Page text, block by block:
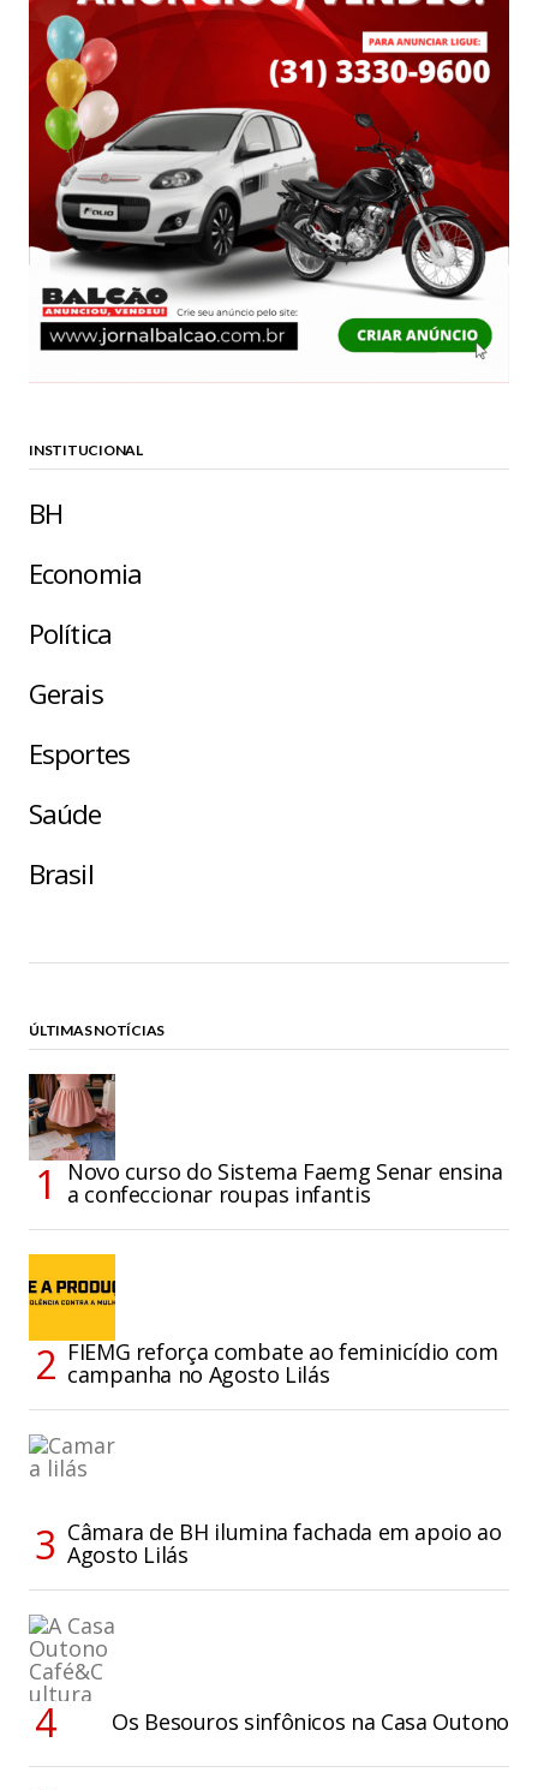
INSTITUCIONAL
BH
Economia
Política
Gerais
Esportes
Saúde
Brasil
ÚLTIMAS NOTÍCIAS
Novo curso do Sistema Faemg Senar ensina
a confeccionar roupas infantis
FIEMG reforça combate ao feminicídio com
campanha no Agosto Lilás
Câmara de BH ilumina fachada em apoio ao
Agosto Lilás
Os Besouros sinfônicos na Casa Outono